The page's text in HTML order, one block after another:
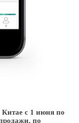
с 1 июня по
по